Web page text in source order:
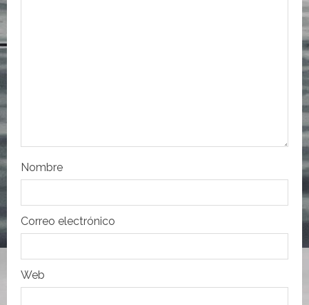
r
a
d
a
s
Nombre
Correo electrónico
Web